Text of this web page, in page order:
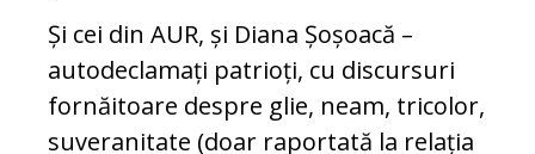
Și cei din AUR, și Diana Șoșoacă –
autodeclamați patrioți, cu discursuri
fornăitoare despre glie, neam, tricolor,
suveranitate (doar raportată la relația